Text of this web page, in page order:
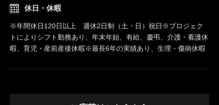
休日・休暇
※年間休日120日以上 週休2日制（土・日）祝日※プロジェク
トによりシフト勤務あり、年末年始、有給、慶弔、介護・看護休
暇、育児・産前産後休暇※最長6年の実績あり、生理・傷病休暇